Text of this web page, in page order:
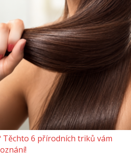
Těchto 6 přírodních triků vám